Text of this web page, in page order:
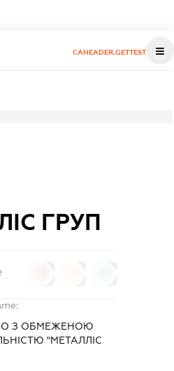
CAHEADER.GETTEST
ГРУП
З ОБМЕЖЕНОЮ
"МЕТАЛЛІС